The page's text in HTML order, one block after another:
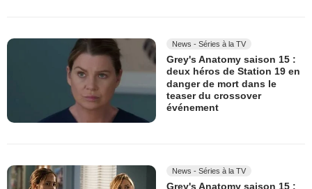
News - Séries à la TV
Grey's Anatomy saison 15 :
deux héros de Station 19 en
danger de mort dans le
teaser du crossover
événement
News - Séries à la TV
Grey's Anatomy saison 15 :